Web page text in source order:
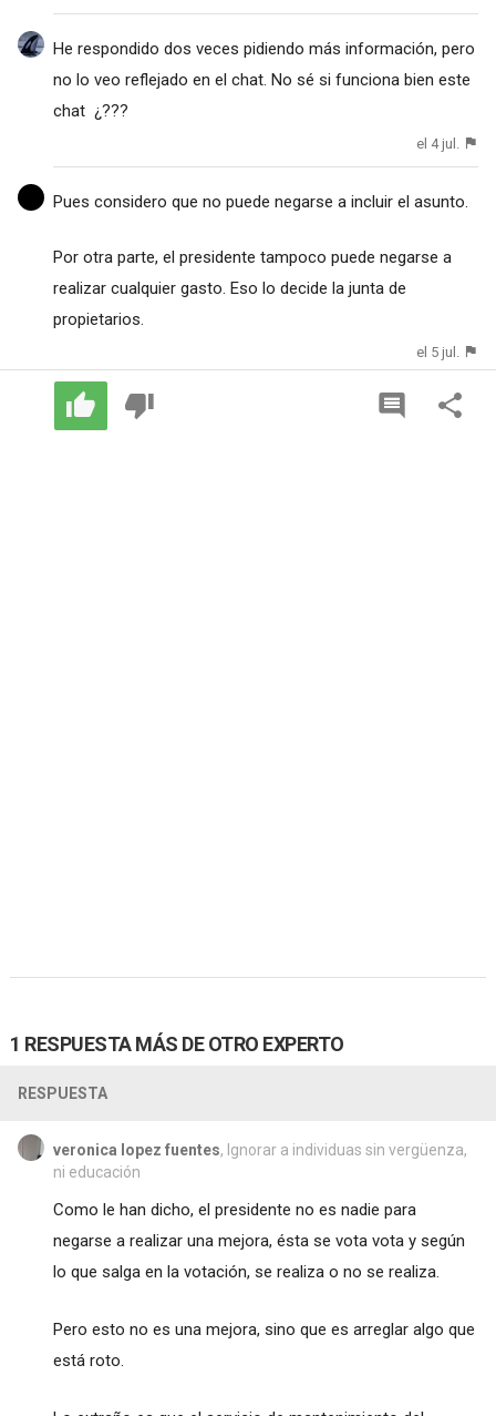
He respondido dos veces pidiendo más información, pero
no lo veo reflejado en el chat. No sé si funciona bien este
chat ¿???
el 4 jul.
Pues considero que no puede negarse a incluir el asunto.
Por otra parte, el presidente tampoco puede negarse a
realizar cualquier gasto. Eso lo decide la junta de
propietarios.
el 5 jul.
1 RESPUESTA MÁS DE OTRO EXPERTO
RESPUESTA
veronica lopez fuentes, Ignorar a individuas sin vergüenza,
ni educación
Como le han dicho, el presidente no es nadie para
negarse a realizar una mejora, ésta se vota vota y según
lo que salga en la votación, se realiza o no se realiza.
Pero esto no es una mejora, sino que es arreglar algo que
está roto.